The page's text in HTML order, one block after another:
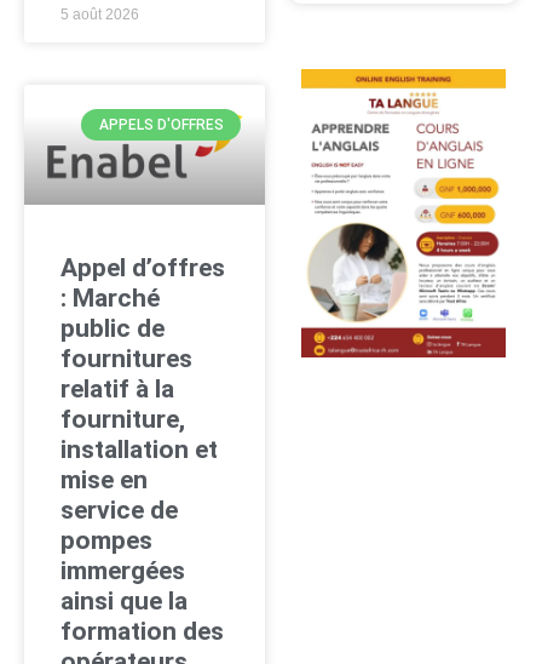
5 août 2026
APPELS D'OFFRES
Appel d’offres
: Marché
public de
fournitures
relatif à la
fourniture,
installation et
mise en
service de
pompes
immergées
ainsi que la
formation des